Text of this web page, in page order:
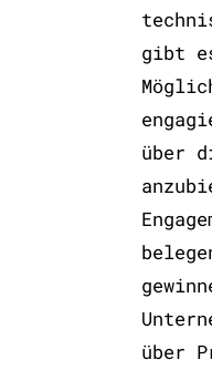
gibt
über
über